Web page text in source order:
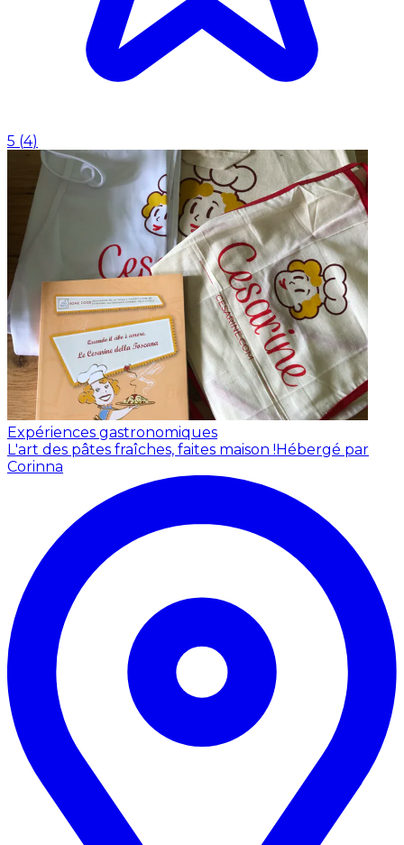
5 (4)
Expériences gastronomiques
L'art des pâtes fraîches, faites maison ! Hébergé par
Corinna